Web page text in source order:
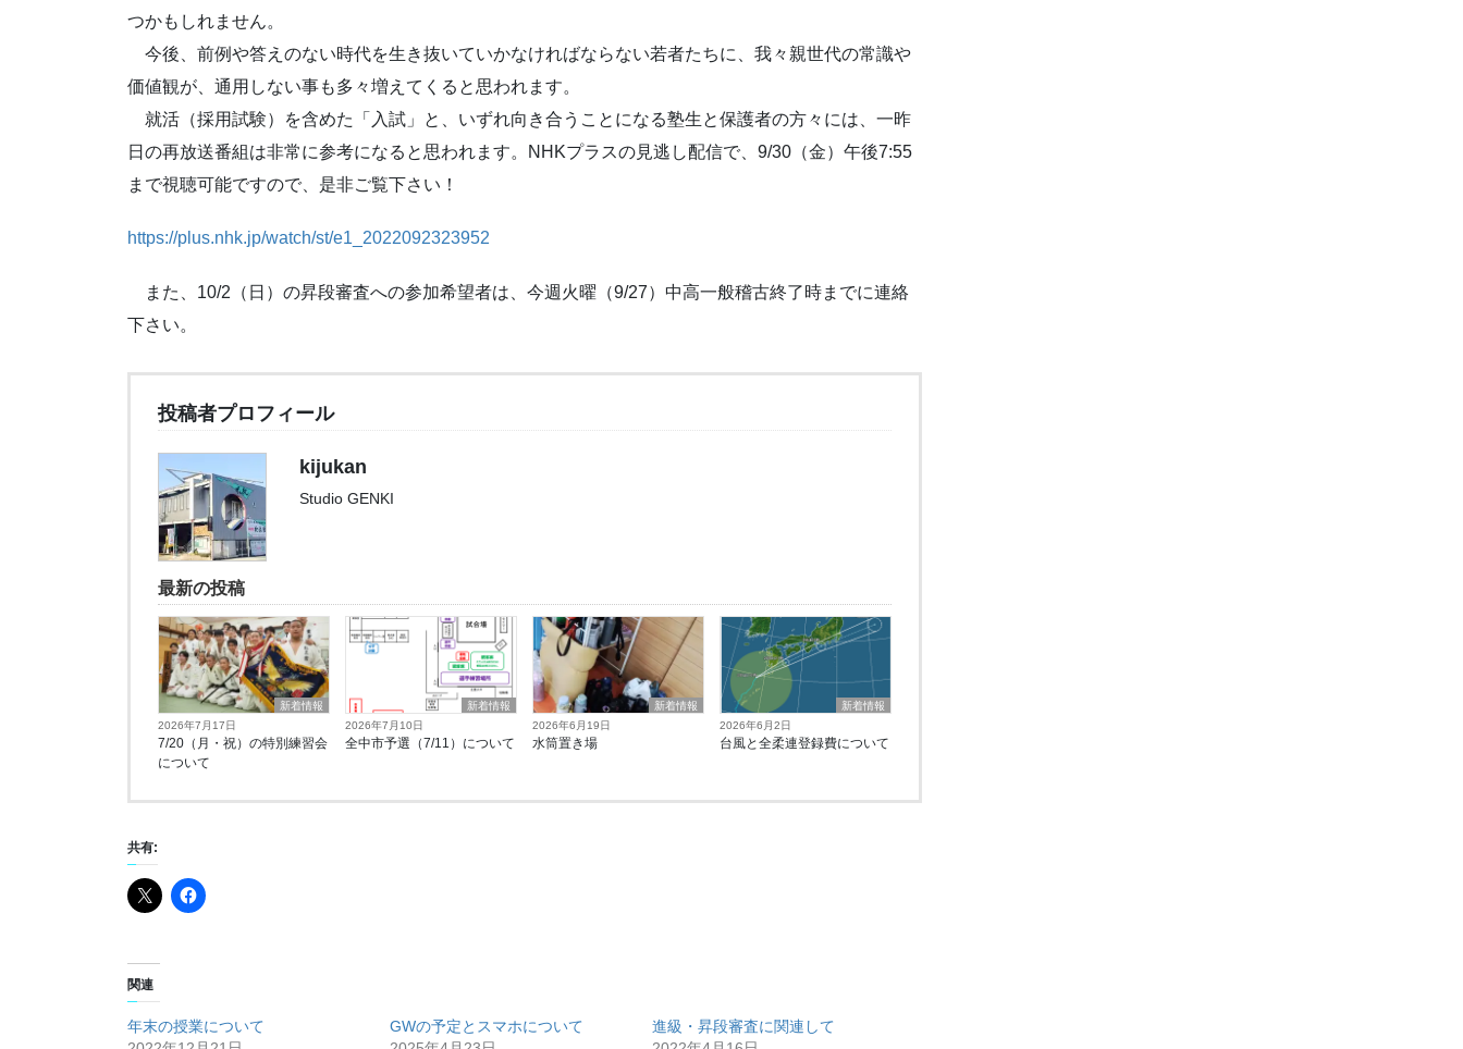
つかもしれません。
今後、前例や答えのない時代を生き抜いていかなければならない若者たちに、我々親世代の常識や
価値観が、通用しない事も多々増えてくると思われます。
就活（採用試験）を含めた「入試」と、いずれ向き合うことになる塾生と保護者の方々には、一昨
日の再放送番組は非常に参考になると思われます。NHKプラスの見逃し配信で、9/30（金）午後7:55
まで視聴可能ですので、是非ご覧下さい！
https://plus.nhk.jp/watch/st/e1_2022092323952
また、10/2（日）の昇段審査への参加希望者は、今週火曜（9/27）中高一般稽古終了時までに連絡
下さい。
投稿者プロフィール
kijukan
Studio GENKI
最新の投稿
新着情報
2026年7月17日
7/20（月・祝）の特別練習会
について
新着情報
2026年7月10日
全中市予選（7/11）について
新着情報
2026年6月19日
水筒置き場
新着情報
2026年6月2日
台風と全柔連登録費について
共有:
関連
年末の授業について
GWの予定とスマホについて
進級・昇段審査に関連して